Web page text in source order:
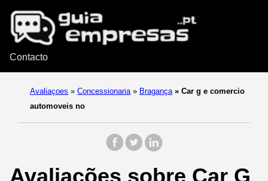
Contacto
Avaliaçoes » Concessionaria » Bragança » Car g e comercio
automoveis no